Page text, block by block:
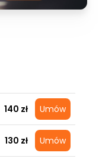
140 zł Umów
130 zł Umów